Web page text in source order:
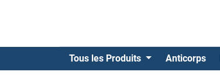
Tous les Produits Anticorps